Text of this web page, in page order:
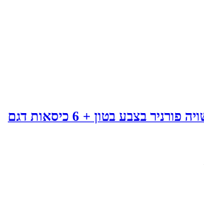
פינת אוכל נפתחת עשויה פורניר בצבע בטון + 6 כיסאות דגם